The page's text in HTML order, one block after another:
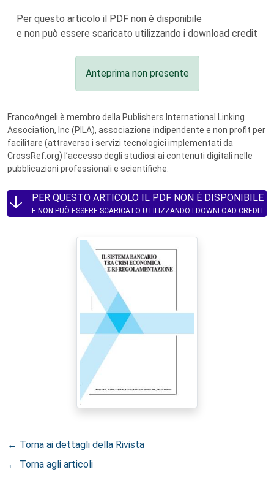
Per questo articolo il PDF non è disponibile
e non può essere scaricato utilizzando i download credit
Anteprima non presente
FrancoAngeli è membro della Publishers International Linking
Association, Inc (PILA), associazione indipendente e non profit per
facilitare (attraverso i servizi tecnologici implementati da
CrossRef.org) l’accesso degli studiosi ai contenuti digitali nelle
pubblicazioni professionali e scientifiche.
PER QUESTO ARTICOLO IL PDF NON È DISPONIBILE
E NON PUÒ ESSERE SCARICATO UTILIZZANDO I DOWNLOAD CREDIT
← Torna ai dettagli della Rivista
← Torna agli articoli